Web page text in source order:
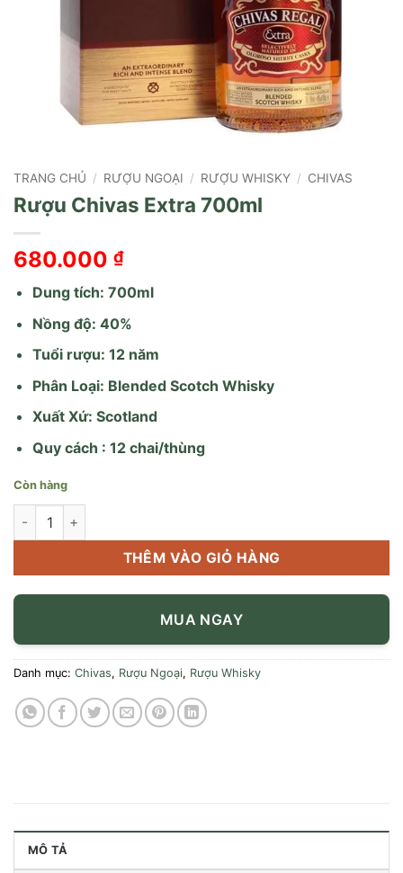
TRANG CHỦ / RƯỢU NGOẠI / RƯỢU WHISKY / CHIVAS
Rượu Chivas Extra 700ml
680.000 ₫
Dung tích: 700ml
Nồng độ: 40%
Tuổi rượu: 12 năm
Phân Loại: Blended Scotch Whisky
Xuất Xứ: Scotland
Quy cách : 12 chai/thùng
Còn hàng
Rượu Chivas Extra 700ml số lượng
THÊM VÀO GIỎ HÀNG
MUA NGAY
Danh mục: Chivas, Rượu Ngoại, Rượu Whisky
MÔ TẢ